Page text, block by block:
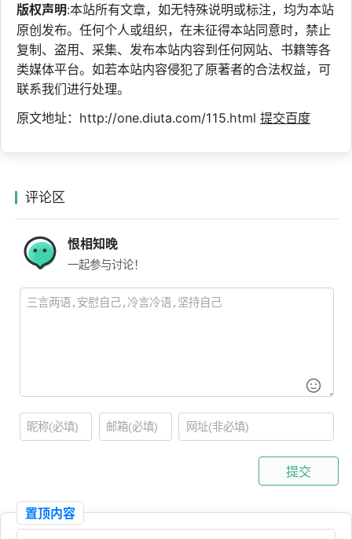
版权声明:本站所有文章，如无特殊说明或标注，均为本站
原创发布。任何个人或组织，在未征得本站同意时，禁止
复制、盗用、采集、发布本站内容到任何网站、书籍等各
类媒体平台。如若本站内容侵犯了原著者的合法权益，可
联系我们进行处理。
原文地址：http://one.diuta.com/115.html 提交百度
评论区
恨相知晚
一起参与讨论！
提交
置顶内容